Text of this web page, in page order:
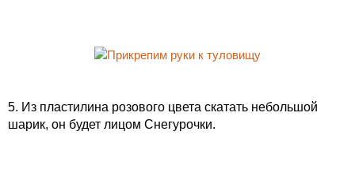
5. Из пластилина розового цвета скатать небольшой
шарик, он будет лицом Снегурочки.